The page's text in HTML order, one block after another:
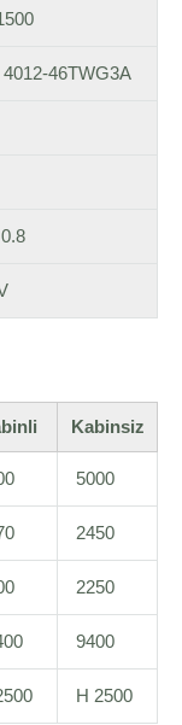
46TWG3A
Kabinsiz
5000
2450
2250
9400
H 2500